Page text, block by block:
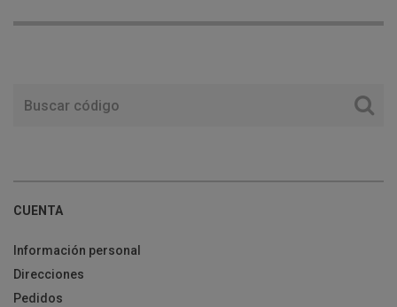
CUENTA
Información personal
Direcciones
Pedidos